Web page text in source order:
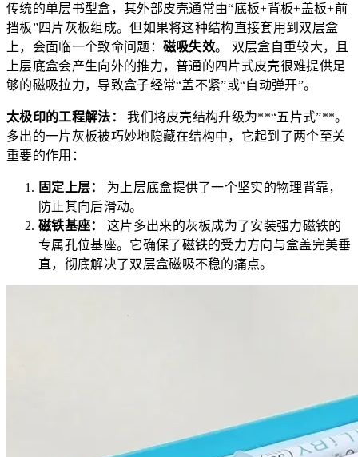
传统的单层书型盒，其外部皮壳通常由“底板+背板+盖板+前
挡板”四片灰板组成。但如果将这种结构直接套用到双层盒
上，会面临一个致命问题： 磁吸失效。 双层盒自重较大，且
上层底盒会产生向外的推力，普通的四片式皮壳很难提供足
够的磁吸拉力，导致盒子经常“盖不紧”或“自动弹开”。
太极印的工程解法：
我们将皮壳结构升级为**“五片式”**。
多出的一片灰板被巧妙地隐藏在结构中，它起到了两个至关
重要的作用：
固定上层：
为上层底盒提供了一个坚实的物理背靠，
防止其向后滑动。
磁铁基座：
这片多出来的灰板成为了安装强力磁铁的
专属孔位基座。它确保了磁铁的受力方向与盒盖完美垂
直，彻底解决了双层盒磁吸不稳的痛点。